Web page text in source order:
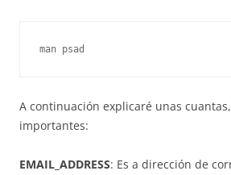
man psad
A continuación explicaré unas
importantes:
EMAIL_ADDRESS: Es a dirección de